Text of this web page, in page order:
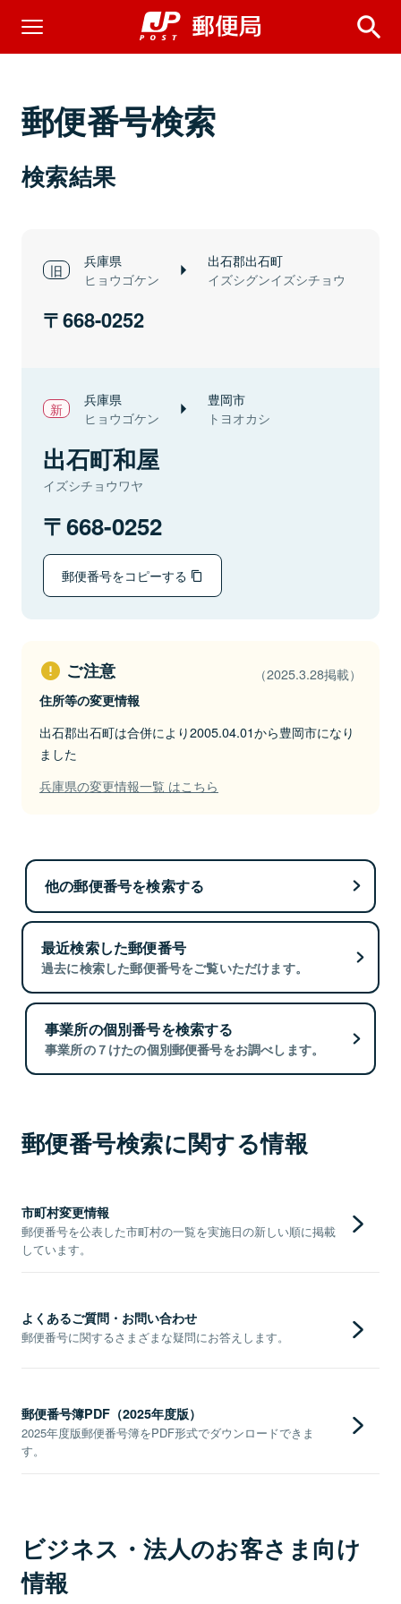
郵便番号検索
検索結果
兵庫県
ヒョウゴケン
出石郡出石町
イズシグンイズシチョウ
668-0252
兵庫県
ヒョウゴケン
豊岡市
トヨオカシ
出石町和屋
イズシチョウワヤ
668-0252
郵便番号をコピーする
ご注意 （2025.3.28掲載）
住所等の変更情報
出石郡出石町は合併により2005.04.01から豊岡市になり
ました
兵庫県の変更情報一覧 はこちら
他の郵便番号を検索する
最近検索した郵便番号
過去に検索した郵便番号をご覧いただけます。
事業所の個別番号を検索する
事業所の７けたの個別郵便番号をお調べします。
郵便番号検索に関する情報
市町村変更情報
郵便番号を公表した市町村の一覧を実施日の新しい順に掲載
しています。
よくあるご質問・お問い合わせ
郵便番号に関するさまざまな疑問にお答えします。
郵便番号簿PDF（2025年度版）
2025年度版郵便番号簿をPDF形式でダウンロードできま
す。
ビジネス・法人のお客さま向け
情報